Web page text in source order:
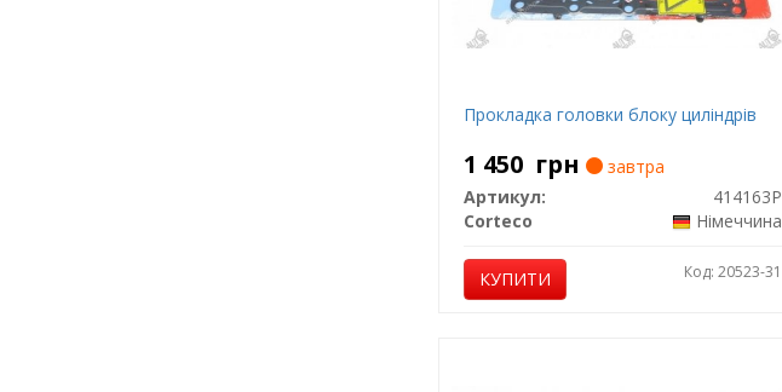
Прокладка головки блоку циліндрів
1 450 грн
завтра
Артикул:
414163P
Corteco
Німеччина
КУПИТИ Код: 20523-31